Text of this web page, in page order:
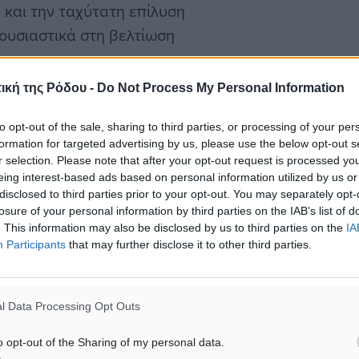
της Ρόδου - Do Not Process My Personal Information
opt-out of the sale, sharing to third parties, or processing of your
for targeted advertising by us, please use the below opt-out
selection. Please note that after your opt-out request is processed
interest-based ads based on personal information utilized by us
to third parties prior to your opt-out. You may separately
of your personal information by third parties on the IAB’s list of
This information may also be disclosed by us to third parties on the
Participants that may further disclose it to other third parties.
Data Processing Opt Outs
opt-out of the Sharing of my personal data.
την ταχύτατη επίλυση
στη βελτίωση
και
Ωστόσο, δεν
προσπάθεια που
της ΔΥΠΑ ΥΠ. Ρόδου
μας.
το κτηριακό
ΔΥΠΑ της
ανθρωπίνως αδύνατο
,ιδιαίτερα στην περιοχή
δυναμικού είναι